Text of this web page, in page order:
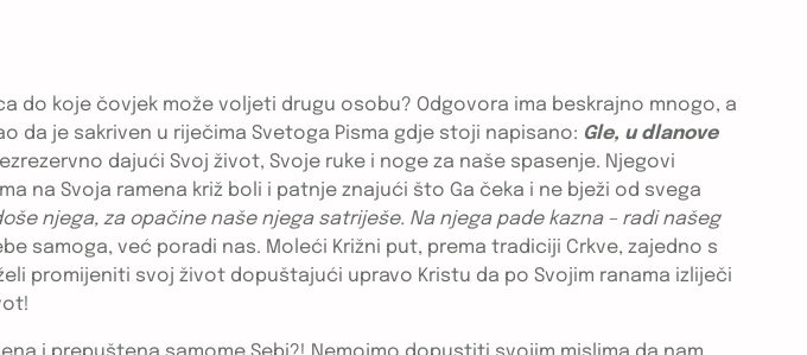
do koje čovjek može voljeti drugu osobu? Odgovora ima beskrajno mnogo, a
da je sakriven u riječima Svetoga Pisma gdje stoji napisano: Gle, u dlanove
dajući Svoj život, Svoje ruke i noge za naše spasenje. Njegovi
na Svoja ramena križ boli i patnje znajući što Ga čeka i ne bježi od svega
njega, za opačine naše njega satriješe. Na njega pade kazna – radi našeg
samoga, već poradi nas. Moleći Križni put, prema tradiciji Crkve, zajedno s
promijeniti svoj život dopuštajući upravo Kristu da po Svojim ranama izliječi